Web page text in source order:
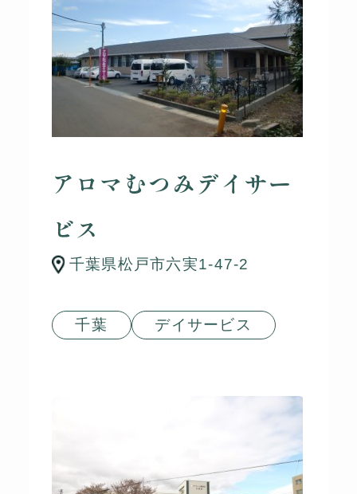
アロマむつみデイサー
ビス
千葉県松戸市六実1-47-2
千葉 デイサービス